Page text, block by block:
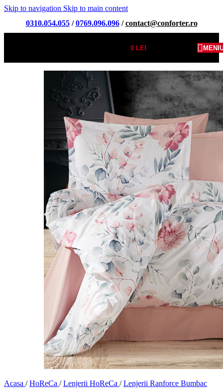
Skip to navigation Skip to main content
0310.054.055/0769.096.096/contact@conforter.ro
0LEI
Acasa / HoReCa / Lenjerii HoReCa / Lenjerii Ranforce Bumbac